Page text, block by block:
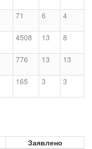
71 6 4
4508 13 8
776 13 13
165 3 3
Заявлено